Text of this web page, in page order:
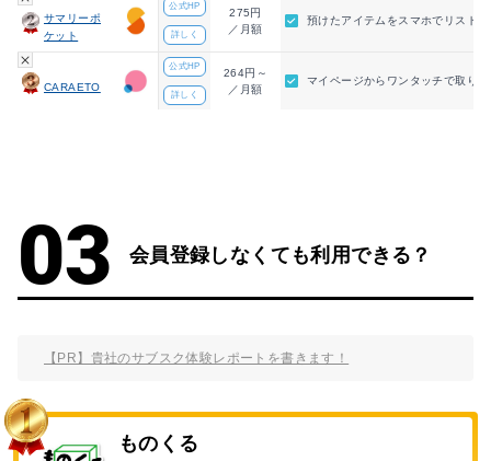
サマリーポ
ケット
公式HP
詳しく
275円
／月額
預けたアイテムをスマホでリスト
CARAETO
公式HP
詳しく
264円～
／月額
マイページからワンタッチで取り
会員登録しなくても利用できる？
【PR】貴社のサブスク体験レポートを書きます！
ものくる